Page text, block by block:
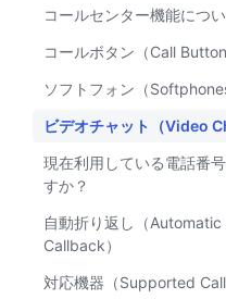
コールセンター機能につ
コールボタン（Call Button
ソフトフォン（Softphones
ビデオチャット（Video
現在利用している電話番
すか？
自動折り返し（Automatic
Callback）
対応機器（Supported Call